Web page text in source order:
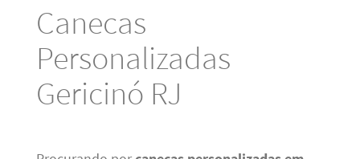
Canecas
Personalizadas
Gericinó RJ